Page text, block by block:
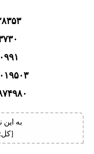
به این
[کل: